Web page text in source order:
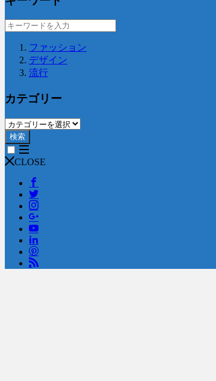
ファッション
デザイン
流行
カテゴリー
検索
CLOSE